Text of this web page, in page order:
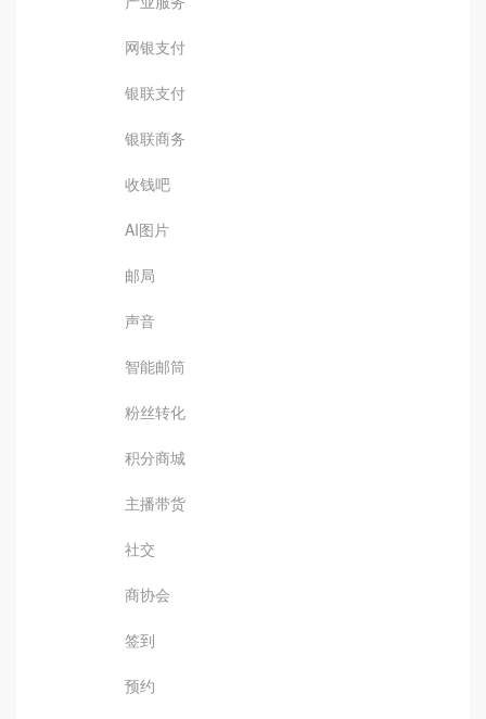
网银支付
银联支付
银联商务
收钱吧
AI图片
邮局
声音
智能邮筒
粉丝转化
积分商城
主播带货
社交
商协会
签到
预约